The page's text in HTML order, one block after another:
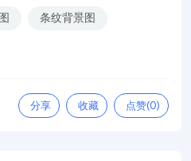
条纹背景图
分享 收藏 点赞(0)